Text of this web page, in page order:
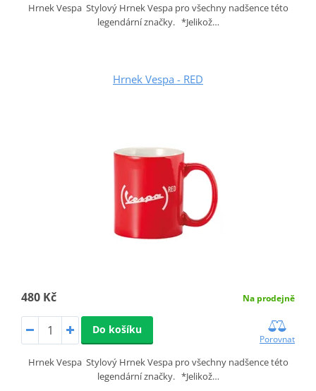
Hrnek Vespa Stylový Hrnek Vespa pro všechny nadšence této
legendární značky. *Jelikož…
Hrnek Vespa - RED
480 Kč Na prodejně
Do košíku
Porovnat
Hrnek Vespa Stylový Hrnek Vespa pro všechny nadšence této
legendární značky. *Jelikož…